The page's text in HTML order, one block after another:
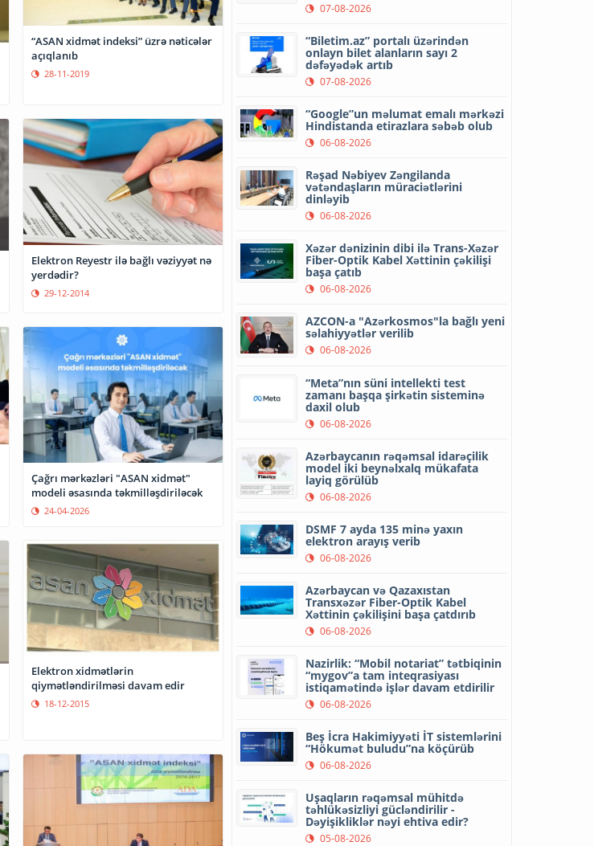
“ASAN xidmət indeksi” üzrə nəticələr
açıqlanıb
28-11-2019
Elektron Reyestr ilə bağlı vəziyyət nə
yerdədir?
29-12-2014
Çağrı mərkəzləri "ASAN xidmət"
modeli əsasında təkmilləşdiriləcək
24-04-2026
Elektron xidmətlərin
qiymətləndirilməsi davam edir
18-12-2015
07-08-2026
“Biletim.az” portalı üzərindən
onlayn bilet alanların sayı 2
dəfəyədək artıb
07-08-2026
“Google”un məlumat emalı mərkəzi
Hindistanda etirazlara səbəb olub
06-08-2026
Rəşad Nəbiyev Zəngilanda
vətəndaşların müraciətlərini
dinləyib
06-08-2026
Xəzər dənizinin dibi ilə Trans-Xəzər
Fiber-Optik Kabel Xəttinin çəkilişi
başa çatıb
06-08-2026
AZCON-a "Azərkosmos"la bağlı yeni
səlahiyyətlər verilib
06-08-2026
“Meta”nın süni intellekti test
zamanı başqa şirkətin sisteminə
daxil olub
06-08-2026
Azərbaycanın rəqəmsal idarəçilik
model iki beynəlxalq mükafata
layiq görülüb
06-08-2026
DSMF 7 ayda 135 minə yaxın
elektron arayış verib
06-08-2026
Azərbaycan və Qazaxıstan
Transxəzər Fiber-Optik Kabel
Xəttinin çəkilişini başa çatdırıb
06-08-2026
Nazirlik: “Mobil notariat” tətbiqinin
“mygov”a tam inteqrasiyası
istiqamətində işlər davam etdirilir
06-08-2026
Beş İcra Hakimiyyəti İT sistemlərini
“Hökumət buludu”na köçürüb
06-08-2026
Uşaqların rəqəmsal mühitdə
təhlükəsizliyi gücləndirilir -
Dəyişikliklər nəyi ehtiva edir?
05-08-2026